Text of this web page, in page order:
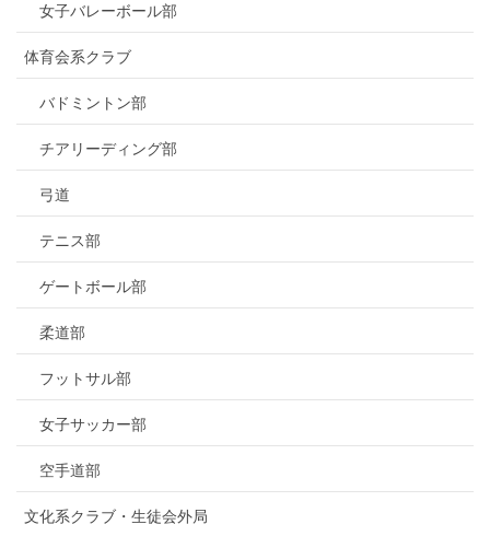
女子バレーボール部
体育会系クラブ
バドミントン部
チアリーディング部
弓道
テニス部
ゲートボール部
柔道部
フットサル部
女子サッカー部
空手道部
文化系クラブ・生徒会外局